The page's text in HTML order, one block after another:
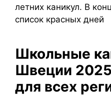
летних каникул. В
список красных дней
Школьные каникулы в
Швеции
для всех